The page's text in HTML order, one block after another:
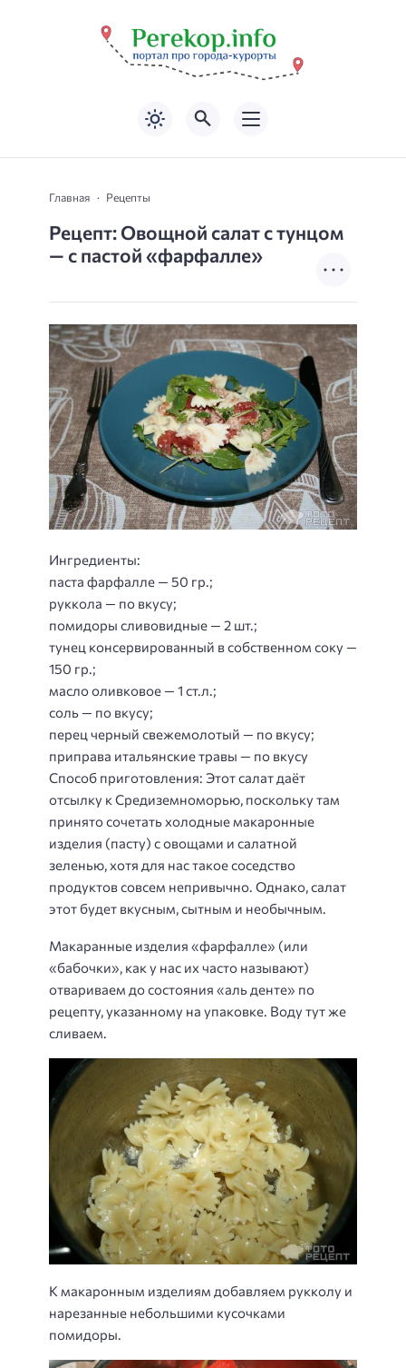
Главная Рецепты
Рецепт: Овощной салат с тунцом
— с пастой «фарфалле»
Ингредиенты:
паста фарфалле — 50 гр.;
руккола — по вкусу;
помидоры сливовидные — 2 шт.;
тунец консервированный в собственном соку —
150 гр.;
масло оливковое — 1 ст.л.;
соль — по вкусу;
перец черный свежемолотый — по вкусу;
приправа итальянские травы — по вкусу
Способ приготовления: Этот салат даёт
отсылку к Средиземноморью, поскольку там
принято сочетать холодные макаронные
изделия (пасту) с овощами и салатной
зеленью, хотя для нас такое соседство
продуктов совсем непривычно. Однако, салат
этот будет вкусным, сытным и необычным.
Макаранные изделия «фарфалле» (или
«бабочки», как у нас их часто называют)
отвариваем до состояния «аль денте» по
рецепту, указанному на упаковке. Воду тут же
сливаем.
К макаронным изделиям добавляем рукколу и
нарезанные небольшими кусочками
помидоры.